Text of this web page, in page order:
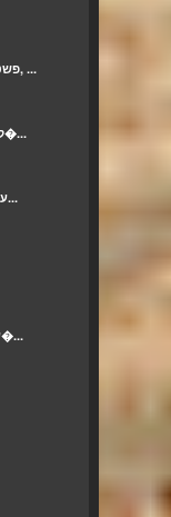
פשטידת המעקוד של סבתא גבי שלי, ...
קציצות עדשים וסויה אפויות בטח�...
עוגת גבינה עם קרם תותים לוולנט...
(עוגת גבינה ודובדבנים (טפינה ט�...